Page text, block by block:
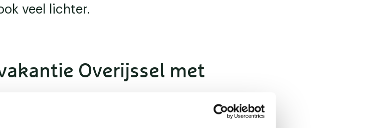
veel lichter.
Overijssel met